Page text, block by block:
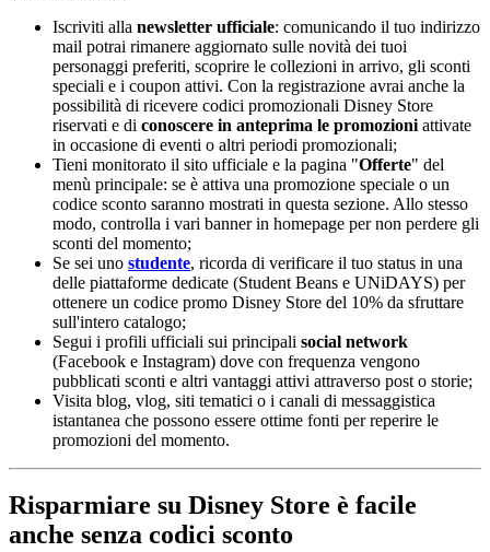
Iscriviti alla newsletter ufficiale: comunicando il tuo indirizzo
mail potrai rimanere aggiornato sulle novità dei tuoi
personaggi preferiti, scoprire le collezioni in arrivo, gli sconti
speciali e i coupon attivi. Con la registrazione avrai anche la
possibilità di ricevere codici promozionali Disney Store
riservati e di conoscere in anteprima le promozioni attivate
in occasione di eventi o altri periodi promozionali;
Tieni monitorato il sito ufficiale e la pagina "Offerte" del
menù principale: se è attiva una promozione speciale o un
codice sconto saranno mostrati in questa sezione. Allo stesso
modo, controlla i vari banner in homepage per non perdere gli
sconti del momento;
Se sei uno studente, ricorda di verificare il tuo status in una
delle piattaforme dedicate (Student Beans e UNiDAYS) per
ottenere un codice promo Disney Store del 10% da sfruttare
sull'intero catalogo;
Segui i profili ufficiali sui principali social network
(Facebook e Instagram) dove con frequenza vengono
pubblicati sconti e altri vantaggi attivi attraverso post o storie;
Visita blog, vlog, siti tematici o i canali di messaggistica
istantanea che possono essere ottime fonti per reperire le
promozioni del momento.
Risparmiare su Disney Store è facile
anche senza codici sconto